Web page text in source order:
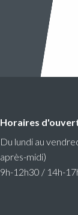
Horaires
Du lundi au
après-midi)
9h-12h30 / 14h-